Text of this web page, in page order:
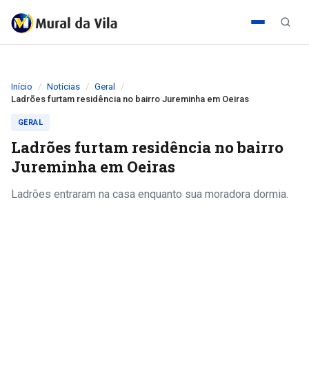
Início Notícias
Geral
Ladrões furtam residência no bairro Jureminha em Oeiras
GERAL
Ladrões furtam residência no bairro
Jureminha em Oeiras
Ladrões entraram na casa enquanto sua moradora dormia.